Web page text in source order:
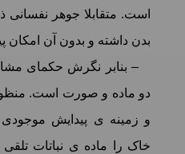
است. متقابلا جوهر نفسانی
بدن داشته و بدون آن امکان
– بنابر نگرش حکمای
دو ماده و صورت است.
و زمینه ی پیدایش
خاک را ماده ی نباتات